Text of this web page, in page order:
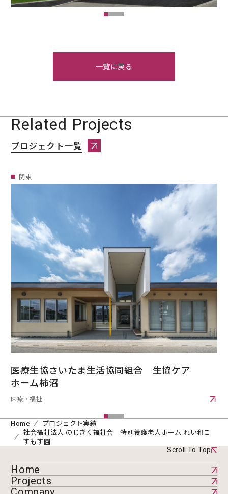
一覧に戻る
Related Projects
プロジェクト一覧
プロジェクト一覧へページ遷移します。
関東
医療生協さいたま生活協同組合 生協ケア
ホーム柿沼
医療・福祉
Home
プロジェクト実績
社会福祉法人 のじぎく福祉会 特別養護老人ホーム れい和こ
すもす園
Scroll To Top
Home
Projects